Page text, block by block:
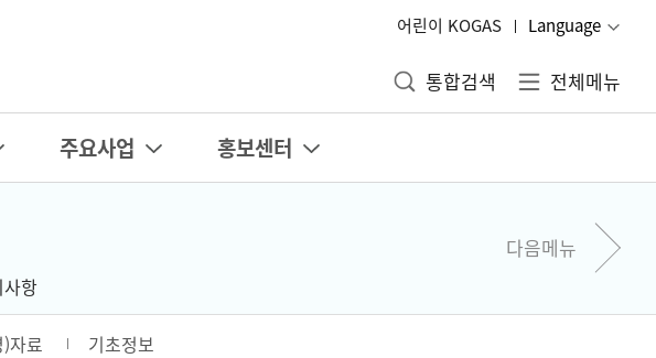
어린이 KOGAS Language
통합검색 전체메뉴
주요사업 홍보센터
항
다음메뉴
자료
기초정보